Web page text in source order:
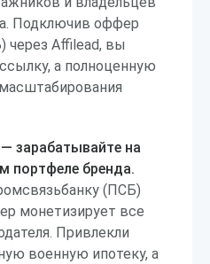
Подключив оффер
через Affilead, вы
а полноценную
зарабатывайте на
портфеле бренда.
(ПСБ)
монетизирует все
Привлекли
военную ипотеку, а